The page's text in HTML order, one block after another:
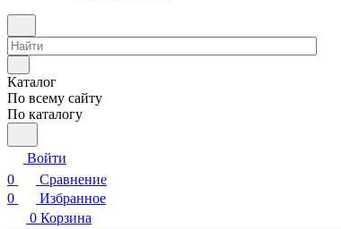
Каталог
По всему сайту
По каталогу
Войти
0
Сравнение
0
Избранное
0 Корзина